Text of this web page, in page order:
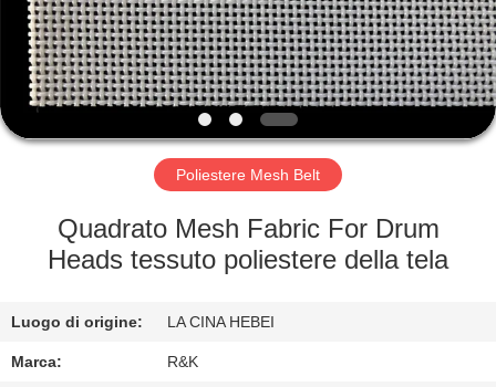
CIRCA
NOI
GIRO
FABBRICA
DI
QUALITÀ
Poliestere Mesh Belt
Quadrato Mesh Fabric For Drum
Heads tessuto poliestere della tela
Luogo di origine: LA CINA HEBEI
Marca: R&K